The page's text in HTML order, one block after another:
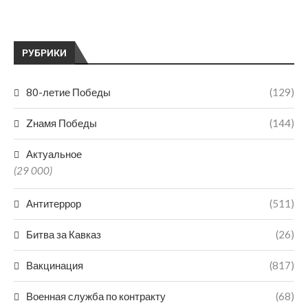
РУБРИКИ
80-летие Победы (129)
Zнамя Победы (144)
Актуальное
(29 000)
Антитеррор (511)
Битва за Кавказ (26)
Вакцинация (817)
Военная служба по контракту (68)